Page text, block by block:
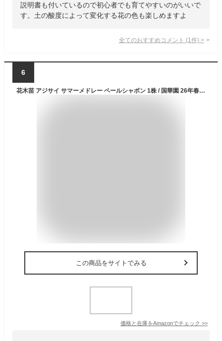
説明書も付いているので初心者でも育てやすいのがいいで
す。土の酸度によって変化する花の色も楽しめますよ
全てのおすすめコメント (1 件) >
6
花木苗 アジサイ サマーメドレー ペールシャボン 1株 / 国華園 26年春商品
この商品をサイトでみる
価格と在庫をAmazonでチェック >>